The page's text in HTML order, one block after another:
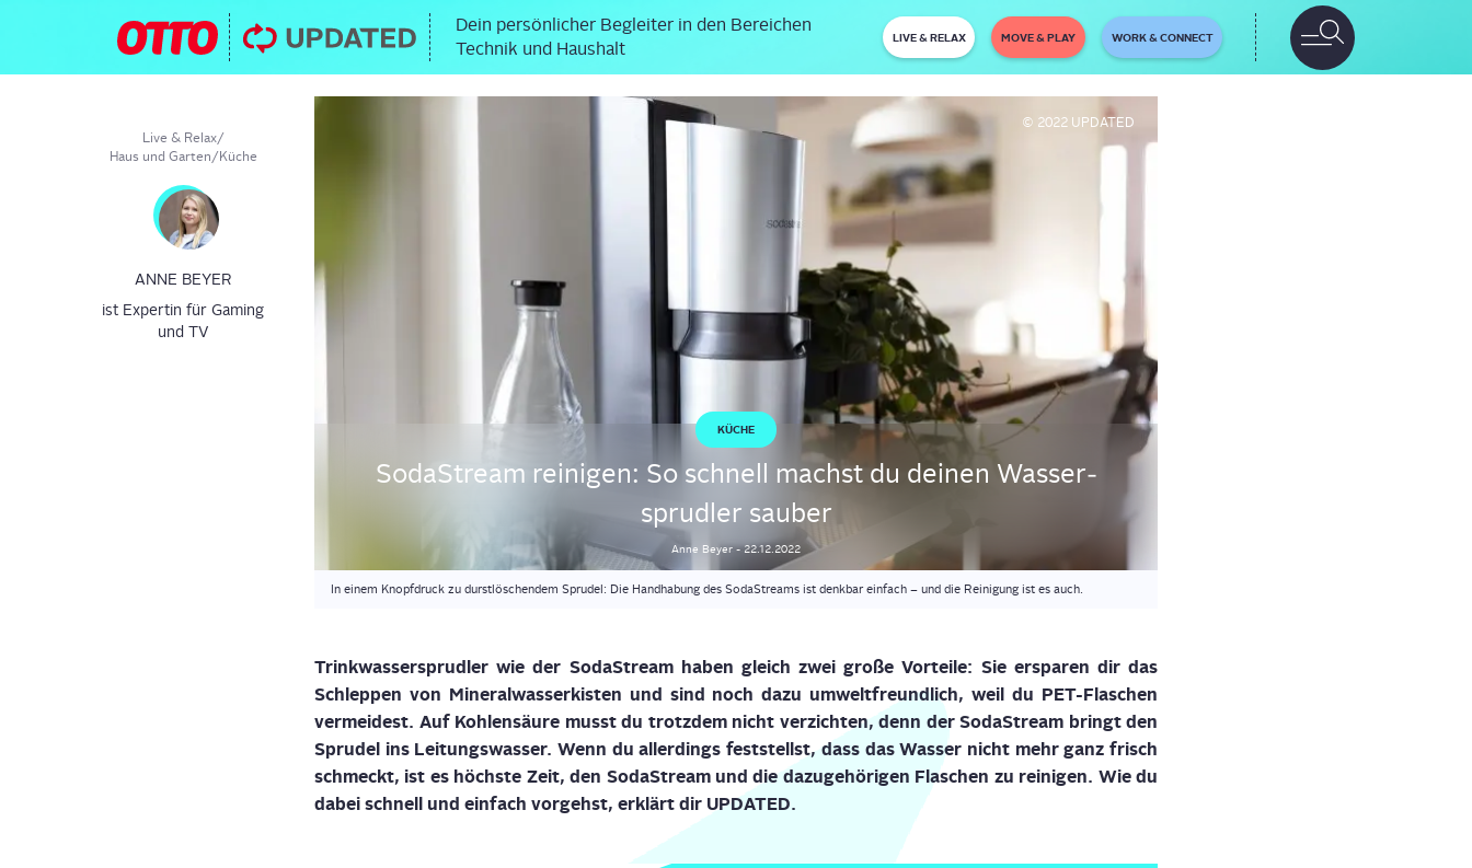
Dein persönlicher Begleiter in den Bereichen
Technik und Haushalt
LIVE & RELAX MOVE & PLAY WORK & CONNECT
Live & Relax/
Haus und Garten/Küche
ANNE BEYER
ist Expertin für Gaming
und TV
© 2022 UPDATED
KÜCHE
Soda­Stream rei­ni­gen: So schnell machst du dei­nen Was­ser­
sprud­ler sauber
Anne Beyer-22.12.2022
In einem Knopfdruck zu durstlöschendem Sprudel: Die Handhabung des SodaStreams ist denkbar einfach – und die Reinigung ist es auch.
Trink­was­ser­sprud­ler wie der Soda­Stream haben gleich zwei gro­ße Vor­tei­le: Sie erspa­ren dir das
Schlep­pen von Mine­ral­was­ser­kis­ten und sind noch dazu umwelt­freund­lich, weil du PET-Fla­schen
ver­mei­dest. Auf Koh­len­säu­re musst du trotz­dem nicht ver­zich­ten, denn der Soda­Stream bringt den
Spru­del ins Lei­tungs­was­ser. Wenn du aller­dings fest­stellst, dass das Was­ser nicht mehr ganz frisch
schmeckt, ist es höchs­te Zeit, den Soda­Stream und die dazu­ge­hö­ri­gen Fla­schen zu rei­ni­gen. Wie du
dabei schnell und ein­fach vor­gehst, erklärt dir UPDATED.